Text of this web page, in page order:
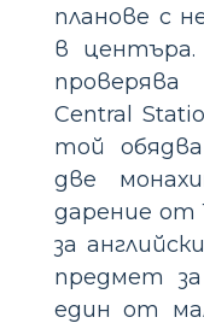
планове с
в центъра.
Central
той
две
дарение от
за
предмет
един от